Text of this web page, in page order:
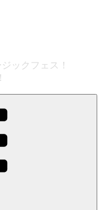
ックフェス！